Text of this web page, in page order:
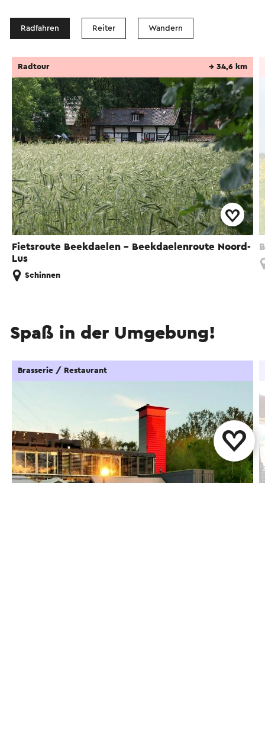
Radfahren Reiter Wandern
Fietsroute Beekdaelen - Beekdaelenroute Noord-
Lus
Radtour → 34,6 km
Schinnen
Spaß in der Umgebung!
Brasserie / Restaurant